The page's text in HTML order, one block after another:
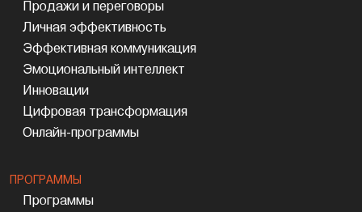
Продажи и переговоры
Личная эффективность
Эффективная коммуникация
Эмоциональный интеллект
Инновации
Цифровая трансформация
Онлайн-программы
ПРОГРАММЫ
Программы